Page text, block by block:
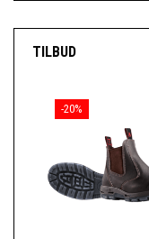
TILBUD
-20%